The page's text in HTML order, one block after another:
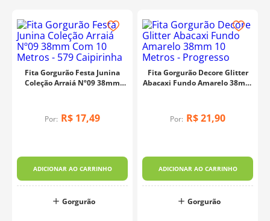
Fita Gorgurão Festa Junina
Coleção Arraiá Nº09 38mm
Por: R$ 17,49
ADICIONAR AO CARRINHO
Gorgurão
Fita Gorgurão Decore Glitter
Abacaxi Fundo Amarelo 38mm
Por: R$21,90
ADICIONAR AO CARRINHO
Gorgurão